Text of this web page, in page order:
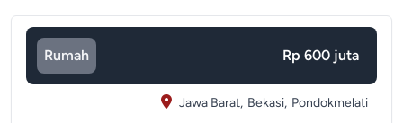
Rumah Rp 600 juta
Jawa Barat, Bekasi, Pondokmelati